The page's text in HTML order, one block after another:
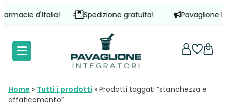
d'Italia! Spedizione gratuita! Pavaglione
Home » Tutti i prodotti » Prodotti taggati “stanchezza e
affaticamento”